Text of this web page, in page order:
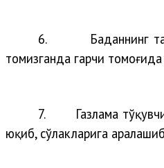
6.
Баданнинг
томизганда гарчи
7.
Газлама
юқиб, сўлакларига